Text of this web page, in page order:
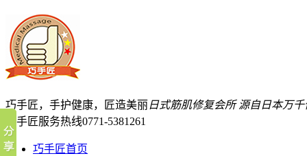
巧手匠，手护健康，匠造美丽 日式筋肌修复会所源自日本万千
巧手匠服务热线0771-5381261
巧手匠首页